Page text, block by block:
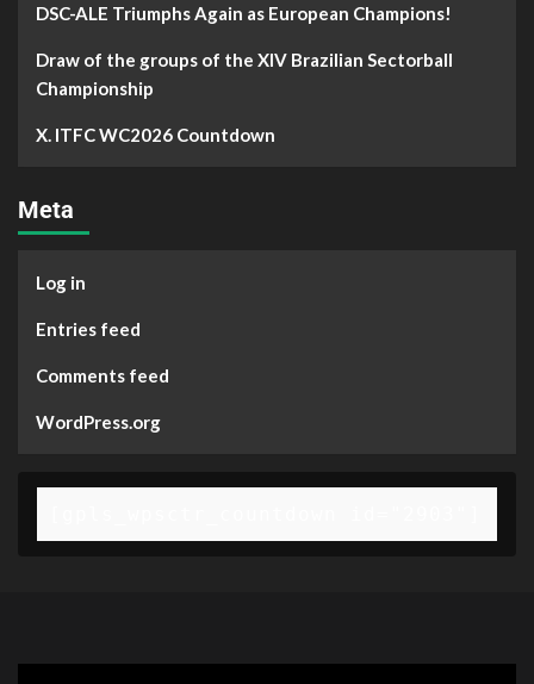
DSC-ALE Triumphs Again as European Champions!
Draw of the groups of the XIV Brazilian Sectorball
Championship
X. ITFC WC2026 Countdown
Meta
Log in
Entries feed
Comments feed
WordPress.org